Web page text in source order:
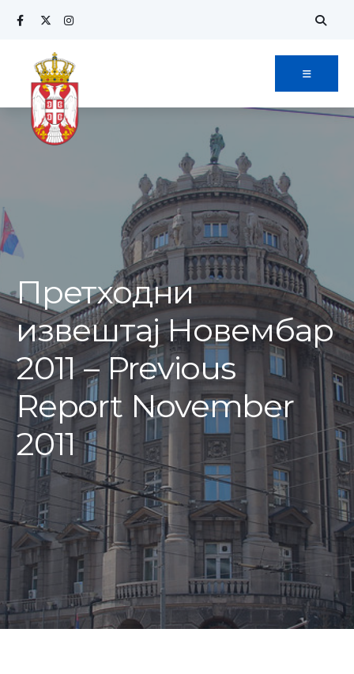
Skip
content
Претходни
извештај Новембар
2011 – Previous
Report November
2011
Search